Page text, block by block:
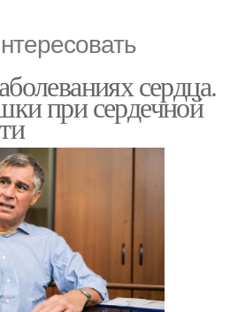
сердца.
при сердечной